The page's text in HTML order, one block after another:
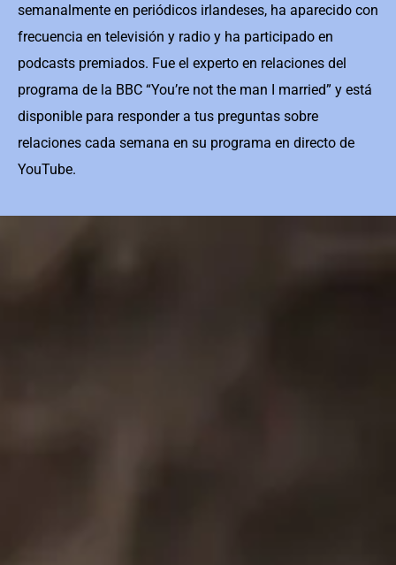
semanalmente en periódicos irlandeses, ha aparecido con
frecuencia en televisión y radio y ha participado en
podcasts premiados. Fue el experto en relaciones del
programa de la BBC “You’re not the man I married” y está
disponible para responder a tus preguntas sobre
relaciones cada semana en su programa en directo de
YouTube.